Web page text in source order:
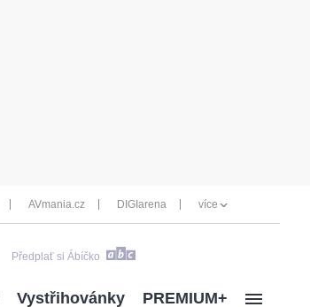
AVmania.cz DIGIarena více
Předplať si Ábíčko
Vystřihovánky PREMIUM+